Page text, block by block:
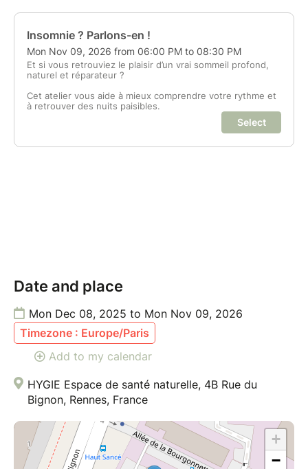
Date and place
Mon Dec 08, 2025 to Mon Nov 09, 2026
Timezone : Europe/Paris
Add to my calendar
HYGIE Espace de santé naturelle, 4B Rue du
Bignon, Rennes, France
+
−